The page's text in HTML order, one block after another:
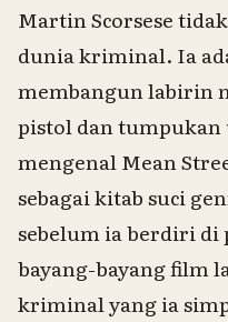
Martin Scorsese
dunia kriminal. Ia
membangun labirin
pistol dan
mengenalMean
sebagai kitab suci
sebelum ia berdiri di
bayang-bayang film
kriminal yang ia